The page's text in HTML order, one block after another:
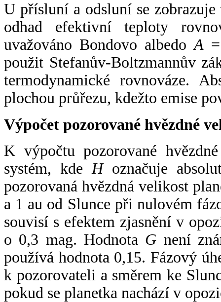
U přísluní a odsluní se
odhad efektivní teploty
uvažováno Bondovo albedoA
použit Stefanův-Boltzmannův
termodynamické rovnováze.
plochou průřezu, kdežto emise
Výpočet pozorované hvězdné
K výpočtu pozorované
systém, kde Hoznačuje
pozorovaná hvězdná velikost
a 1 au od Slunce při nulovém
souvisí s efektem zjasnění v
o 0,3 mag. Hodnota G není
používá hodnota 0,15. Fázový
k pozorovateli a směrem ke
pokud se planetka nachází v